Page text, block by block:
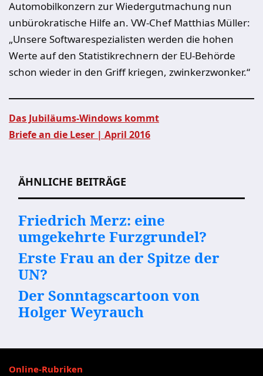
Automobilkonzern zur Wiedergutmachung nun
unbürokratische Hilfe an. VW-Chef Matthias Müller:
„Unsere Softwarespezialisten werden die hohen
Werte auf den Statistikrechnern der EU-Behörde
schon wieder in den Griff kriegen, zwinkerzwonker.“
Das Jubiläums-Windows kommt
Briefe an die Leser | April 2016
ÄHNLICHE BEITRÄGE
Friedrich Merz: eine
umgekehrte Furzgrundel?
Erste Frau an der Spitze der
UN?
Der Sonntagscartoon von
Holger Weyrauch
Online-Rubriken